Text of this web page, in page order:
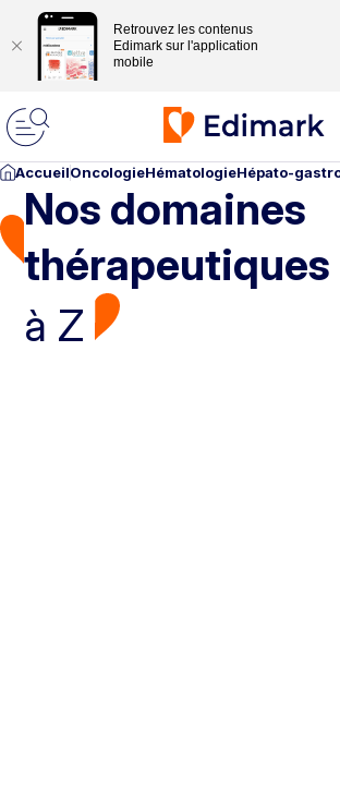
Retrouvez les contenus
Edimark sur l'application
mobile
AccueilOncologieHématologieHépato-
Nos domaines
thérapeutiques
à Z